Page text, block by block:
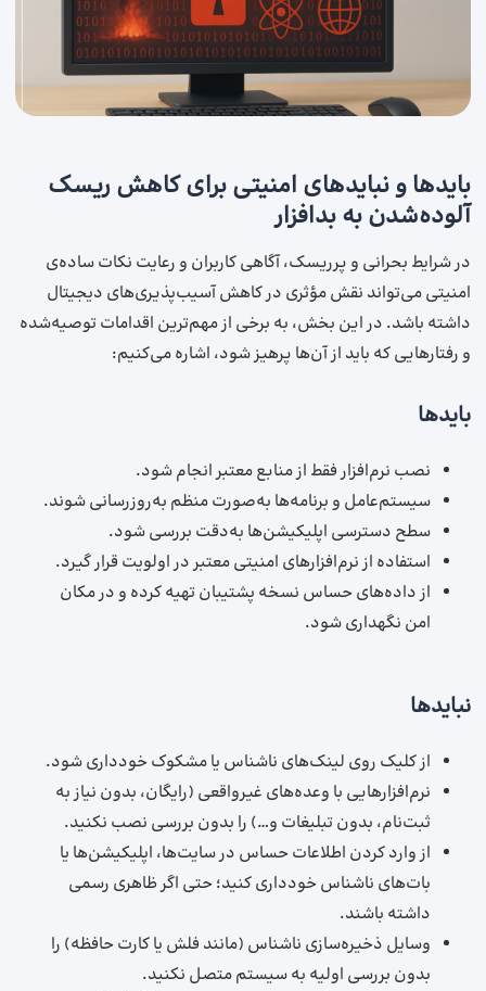
بایدها و نبایدهای امنیتی برای کاهش ریسک
آلوده‌شدن به بدافزار
در شرایط بحرانی و پرریسک، آگاهی کاربران و رعایت نکات ساده‌ی
امنیتی می‌تواند نقش مؤثری در کاهش آسیب‌پذیری‌های دیجیتال
داشته باشد. در این بخش، به برخی از مهم‌ترین اقدامات توصیه‌شده
و رفتارهایی که باید از آن‌ها پرهیز شود، اشاره می‌کنیم:
بایدها
نصب نرم‌افزار فقط از منابع معتبر انجام شود.
سیستم‌عامل و برنامه‌ها به‌صورت منظم به‌روزرسانی شوند.
سطح دسترسی اپلیکیشن‌ها به‌دقت بررسی شود.
استفاده از نرم‌افزارهای امنیتی معتبر در اولویت قرار گیرد.
از داده‌های حساس نسخه پشتیبان تهیه کرده و در مکان
امن نگهداری شود.
نبایدها
از کلیک روی لینک‌های ناشناس یا مشکوک خودداری شود.
نرم‌افزارهایی با وعده‌های غیرواقعی (رایگان، بدون نیاز به
ثبت‌نام، بدون تبلیغات و…) را بدون بررسی نصب نکنید.
از وارد کردن اطلاعات حساس در سایت‌ها، اپلیکیشن‌ها یا
بات‌های ناشناس خودداری کنید؛ حتی اگر ظاهری رسمی
داشته باشند.
وسایل ذخیره‌سازی ناشناس (مانند فلش یا کارت حافظه) را
بدون بررسی اولیه به سیستم متصل نکنید.